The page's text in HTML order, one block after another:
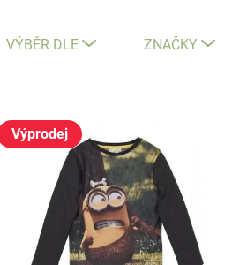
VÝBĚR DLE ZNAČKY
Výprodej